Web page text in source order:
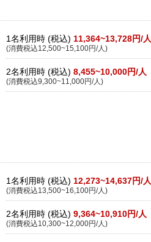
1名利用時 (税込) 11,364~13,728円/人
(消費税込12,500~15,100円/人)
2名利用時 (税込) 8,455~10,000円/人
(消費税込9,300~11,000円/人)
1名利用時 (税込) 12,273~14,637円/人
(消費税込13,500~16,100円/人)
2名利用時 (税込) 9,364~10,910円/人
(消費税込10,300~12,000円/人)